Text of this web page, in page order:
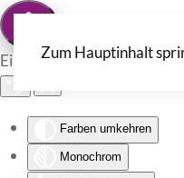
Eingabehilfen öffnen
Farben umkehren
Monochrom
Zum Hauptinhalt